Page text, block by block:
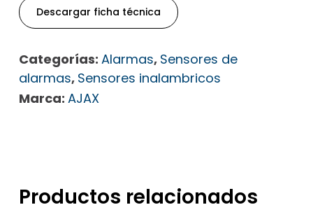
Descargar ficha técnica
Categorías: Alarmas, Sensores de
alarmas, Sensores inalambricos
Marca: AJAX
Productos relacionados